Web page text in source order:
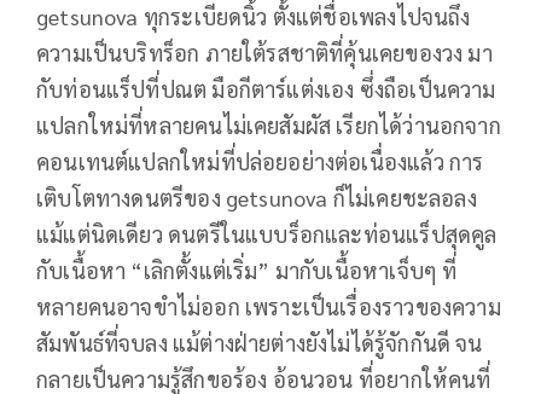
getsunova ทุกระเบียดนิ้ว ตั้งแต่ชื่อเพลงไปจนถึง
ความเป็นบริทร็อก ภายใต้รสชาติที่คุ้นเคยของวง มา
กับท่อนแร็ปที่ปณต มือกีตาร์แต่งเอง ซึ่งถือเป็นความ
แปลกใหม่ที่หลายคนไม่เคยสัมผัส เรียกได้ว่านอกจาก
คอนเทนต์แปลกใหม่ที่ปล่อยอย่างต่อเนื่องแล้ว การ
เติบโตทางดนตรีของ getsunova ก็ไม่เคยชะลอลง
แม้แต่นิดเดียว ดนตรีในแบบร็อกและท่อนแร็ปสุดคูล
กับเนื้อหา “เลิกตั้งแต่เริ่ม” มากับเนื้อหาเจ็บๆ ที่
หลายคนอาจขำไม่ออก เพราะเป็นเรื่องราวของความ
สัมพันธ์ที่จบลง แม้ต่างฝ่ายต่างยังไม่ได้รู้จักกันดี จน
กลายเป็นความรู้สึกขอร้อง อ้อนวอน ที่อยากให้คนที่